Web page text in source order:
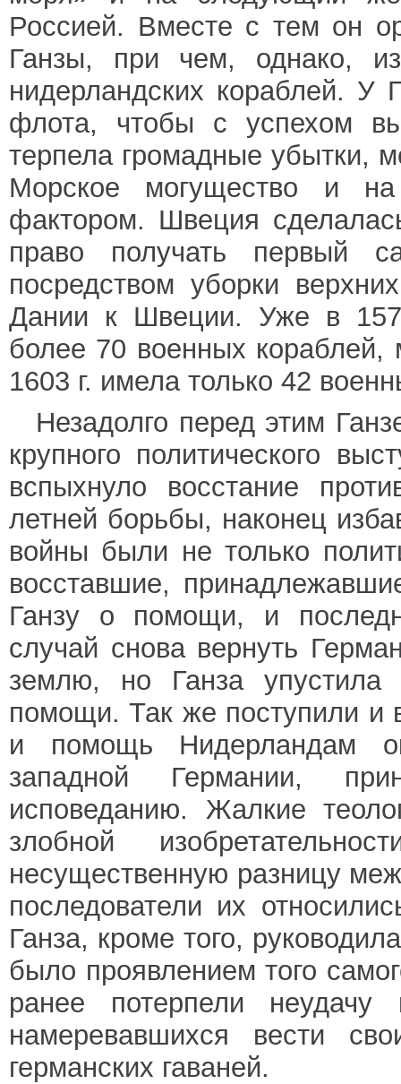
Россией. Вместе с тем он
Ганзы, при чем, однако,
нидерландских кораблей. У
флота, чтобы с успехом
терпела громадные убытки,
Морское могущество и
фактором. Швеция
право получать первый
посредством уборки
Дании к Швеции. Уже в
более 70 военных
1603 г. имела только 42
Незадолго перед этим
крупного политического
вспыхнуло восстание
летней борьбы, наконец
войны были не только
восставшие,
Ганзу о помощи, и
случай снова вернуть
землю, но Ганза упустила
помощи. Так же поступили и
и помощь Нидерландам
западной Германии,
исповеданию. Жалкие
злобной
несущественную разницу
последователи их
Ганза, кроме того,
было проявлением того
ранее потерпели неудачу
намеревавшихся вести
германских гаваней.